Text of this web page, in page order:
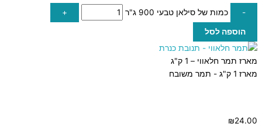
- כמות של סילאן טבעי 900 ג"ר +
הוספה לסל
מארז תמר חלאווי – 1 ק"ג
מארז 1 ק"ג - תמר משובח
₪24.00